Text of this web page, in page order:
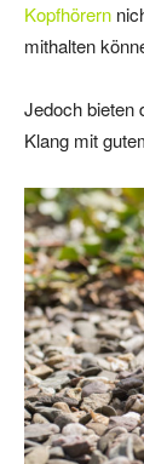
Kopfhörern
mithalten
Jedoch bieten
Klang mit